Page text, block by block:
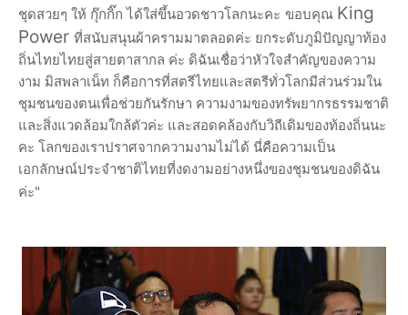
ชุดสวยๆ ให้ กุ๊กกิ๊ก ได้ใส่ขึ้นอวดชาวโลกนะคะ ขอบคุณ King
Power ที่สนับสนุนผ้าครามมาตลอดค่ะ ยกระดับภูมิปัญญาท้อง
ถิ่นไทยไทยสู่สายตาสากล ค่ะ ดิฉันเชื่อว่าหัวใจสำคัญของความ
งาม มิสพลาเน็ท ก็คือการที่สตรีไทยและสตรีทั่วโลกมีส่วนร่วมใน
ชุมชนของตนเพื่อช่วยกันรักษา ความงามของทรัพยากรธรรมชาติ
และสิ่งแวดล้อมใกล้ตัวค่ะ และสอดคล้องกับวิถีเดิมของท้องถิ่นนะ
คะ โลกของเราปราศจากความงามไม่ได้ นี่คือความเป็น
เอกลักษณ์ประจำชาติไทยที่งดงามอย่างหนึ่งของชุมชนของดิฉัน
ค่ะ"